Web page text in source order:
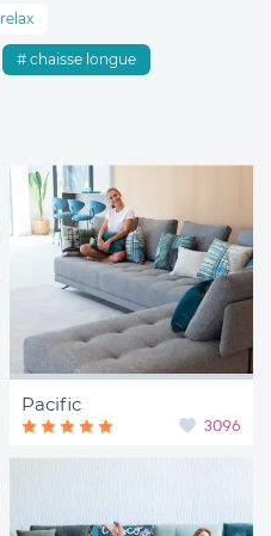
relax
chaisse longue
Pacific
3096